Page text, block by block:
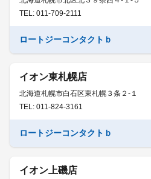
TEL: 011-709-2111
ロートジーコンタクトｂ
イオン東札幌店
北海道札幌市白石区東札幌３条２-１
TEL: 011-824-3161
ロートジーコンタクトｂ
イオン上磯店